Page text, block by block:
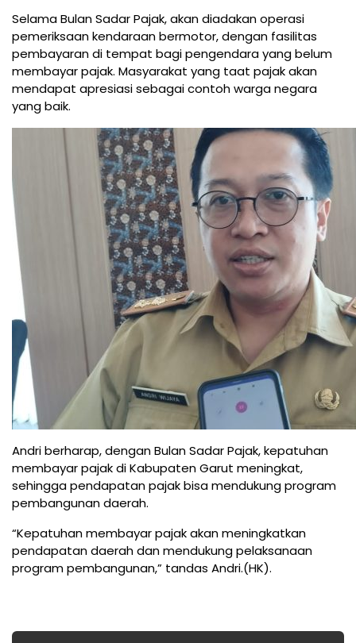
Selama Bulan Sadar Pajak, akan diadakan operasi
pemeriksaan kendaraan bermotor, dengan fasilitas
pembayaran di tempat bagi pengendara yang belum
membayar pajak. Masyarakat yang taat pajak akan
mendapat apresiasi sebagai contoh warga negara
yang baik.
Andri berharap, dengan Bulan Sadar Pajak, kepatuhan
membayar pajak di Kabupaten Garut meningkat,
sehingga pendapatan pajak bisa mendukung program
pembangunan daerah.
“Kepatuhan membayar pajak akan meningkatkan
pendapatan daerah dan mendukung pelaksanaan
program pembangunan,” tandas Andri.(HK).